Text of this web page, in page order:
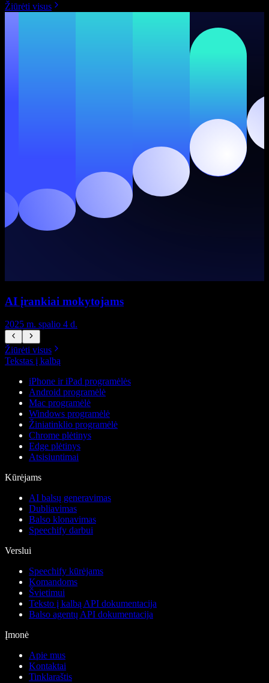
Žiūrėti visus
AI įrankiai mokytojams
2025 m. spalio 4 d.
Žiūrėti visus
Tekstas į kalbą
iPhone ir iPad programėlės
Android programėlė
Mac programėlė
Windows programėlė
Žiniatinklio programėlė
Chrome plėtinys
Edge plėtinys
Atsisiuntimai
Kūrėjams
AI balsų generavimas
Dubliavimas
Balso klonavimas
Speechify darbui
Verslui
Speechify kūrėjams
Komandoms
Švietimui
Teksto į kalbą API dokumentacija
Balso agentų API dokumentacija
Įmonė
Apie mus
Kontaktai
Tinklaraštis